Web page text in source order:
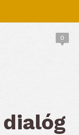
0